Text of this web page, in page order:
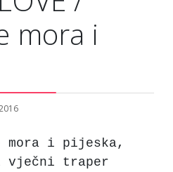
mora i
mora i pijeska,
vječni traper